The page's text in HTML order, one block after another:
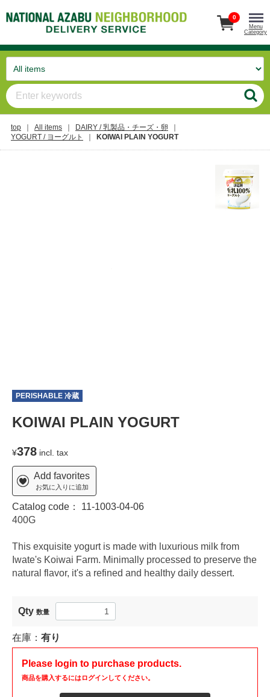
0
Menu
Category
top All items
DAIRY / 乳製品・チーズ・卵
YOGURT / ヨーグルト
KOIWAI PLAIN YOGURT
PERISHABLE 冷蔵
KOIWAI PLAIN YOGURT
¥378 incl. tax
Add favorites
お気に入りに追加
Catalog code： 11-1003-04-06
400G
This exquisite yogurt is made with luxurious milk from
Iwate's Koiwai Farm. Minimally processed to preserve the
natural flavor, it's a refined and healthy daily dessert.
Qty 数量
在庫： 有り
Please login to purchase products.
商品を購入するにはログインしてください。